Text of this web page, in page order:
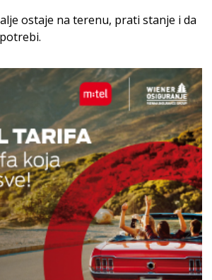
ostaje na terenu, prati stanje i da